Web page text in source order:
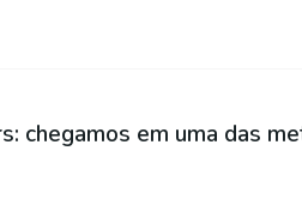
chegamos em uma das